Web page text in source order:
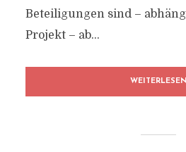
Beteiligungen sind –
Projekt – ab...
WEITERLESEN